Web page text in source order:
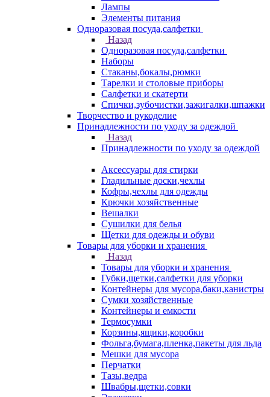
Лампы
Элементы питания
Одноразовая посуда,салфетки
Назад
Одноразовая посуда,салфетки
Наборы
Стаканы,бокалы,рюмки
Тарелки и столовые приборы
Салфетки и скатерти
Спички,зубочистки,зажигалки,шпажки
Творчество и рукоделие
Принадлежности по уходу за одеждой
Назад
Принадлежности по уходу за одеждой
Аксессуары для стирки
Гладильные доски,чехлы
Кофры,чехлы для одежды
Крючки хозяйственные
Вешалки
Сушилки для белья
Щетки для одежды и обуви
Товары для уборки и хранения
Назад
Товары для уборки и хранения
Губки,щетки,салфетки для уборки
Контейнеры для мусора,баки,канистры
Сумки хозяйственные
Контейнеры и емкости
Термосумки
Корзины,ящики,коробки
Фольга,бумага,пленка,пакеты для льда
Мешки для мусора
Перчатки
Тазы,ведра
Швабры,щетки,совки